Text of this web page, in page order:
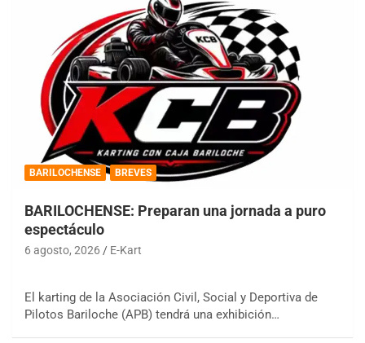
BARILOCHENSE BREVES
BARILOCHENSE: Preparan una jornada a puro
espectáculo
6 agosto, 2026 E-Kart
El karting de la Asociación Civil, Social y Deportiva de
Pilotos Bariloche (APB) tendrá una exhibición…